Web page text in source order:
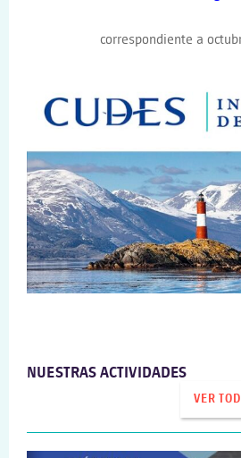
correspondiente a
NUESTRAS ACTIVIDADES
VER